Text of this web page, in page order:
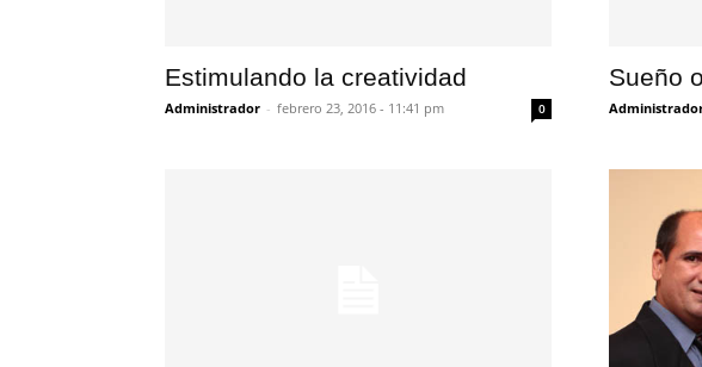
Estimulando la creatividad
Administrador - febrero 23, 2016 - 11:41 pm 0
Sueño